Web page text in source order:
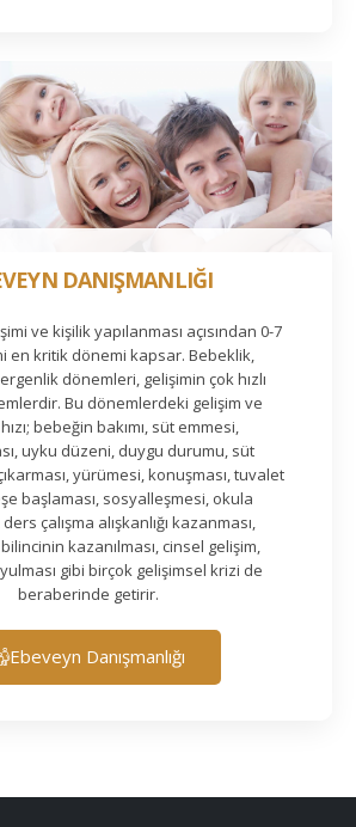
DANIŞMANLIĞI
ve kişilik yapılanması açısından 0-7
en kritik dönemi kapsar. Bebeklik,
dönemleri, gelişimin çok hızlı
Bu dönemlerdeki gelişim ve
bebeğin bakımı, süt emmesi,
uyku düzeni, duygu durumu, süt
yürümesi, konuşması, tuvalet
başlaması, sosyalleşmesi, okula
çalışma alışkanlığı kazanması,
kazanılması, cinsel gelişim,
gibi birçok gelişimsel krizi de
beraberinde getirir.
Ebeveyn Danışmanlığı